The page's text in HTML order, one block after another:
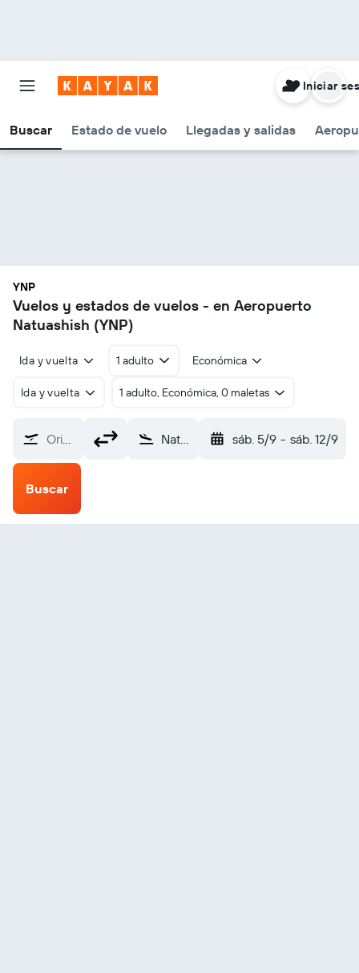
Buscar Estado de vuelo Llegadas y salidas
Iniciar
YNP
Vuelos y estados de vuelos - en Aeropuerto
Natuashish (YNP)
Ida y vuelta 1 adulto Económica
Ida y vuelta 1 adulto, Económica, 0 maletas
Origen Natuashish (YNP) sáb. 5/9 - sáb. 12/9
Buscar